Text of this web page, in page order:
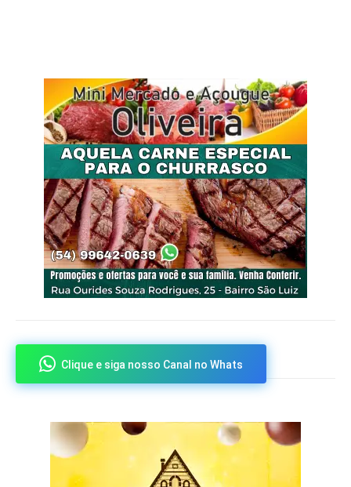
Clique e siga nosso Canal no Whats